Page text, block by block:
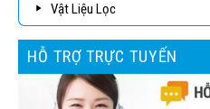
Vật Liệu Lọc
HỖ TRỢ TRỰC TUYẾN